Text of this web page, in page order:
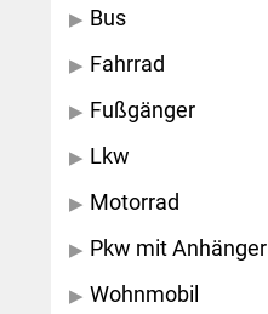
Bus
Fahrrad
Fußgänger
Lkw
Motorrad
Pkw mit Anhänger
Wohnmobil